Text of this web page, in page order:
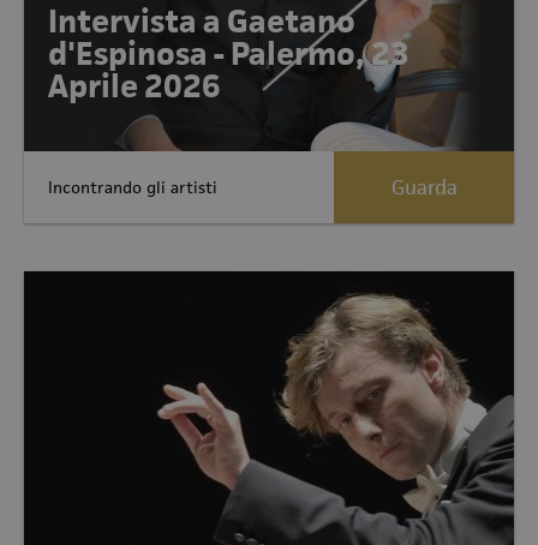
Intervista a Gaetano
d'Espinosa - Palermo, 23
Aprile 2026
Incontrando gli artisti Guarda